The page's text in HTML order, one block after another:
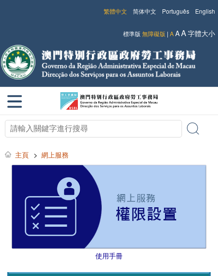
English
Português
简体中文
繁體中文
標準版 無障礙版 | AAA字體大小
主頁 > 網上服務
使用手冊